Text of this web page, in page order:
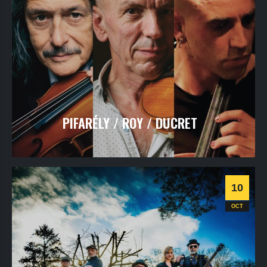
PIFARÉLY / ROY / DUCRET
vendredi 9oct2026- 20h30 - Le Triton
Informations Billetterie
Jazz
10
OCT